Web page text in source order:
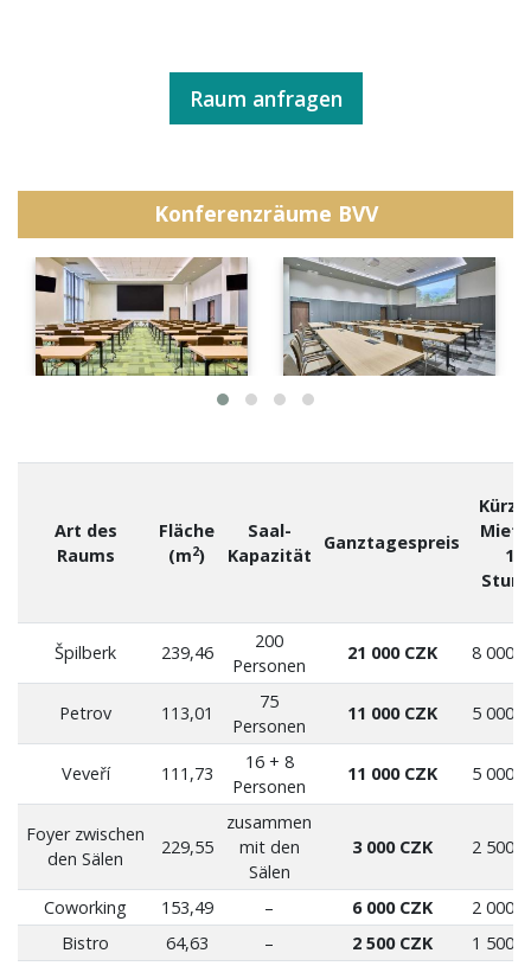
Raum anfragen
Konferenzräume BVV
Art des
Raums
Fläche
(m2)
Saal-
Kapazität
Ganztagespreis
1.
Špilberk 239,46
200
Personen
21 000 CZK 8 000
Petrov 113,01
75
Personen
11 000 CZK 5 000
Veveří 111,73
16 + 8
Personen
11 000 CZK 5 000
Foyer zwischen
den Sälen
229,55
zusammen
mit den
Sälen
3 000 CZK 2 500
Coworking 153,49 – 6 000 CZK
2 000
Bistro
64,63 – 2 500 CZK
1 500